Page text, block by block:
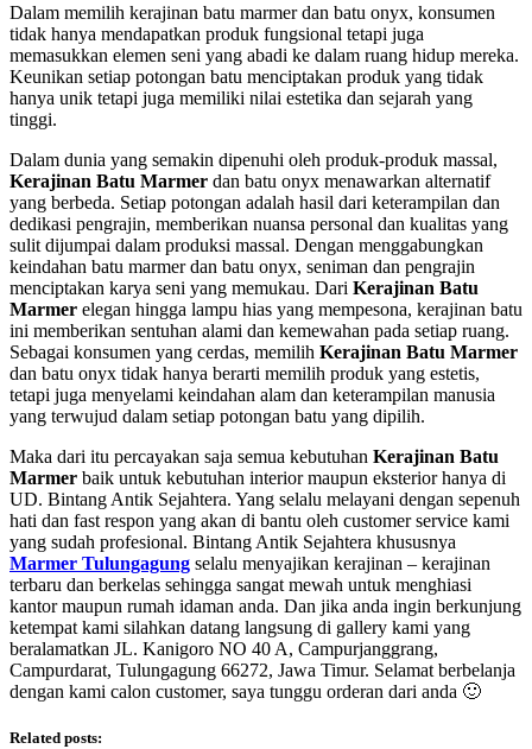
Dalam memilih kerajinan batu marmer dan batu onyx, konsumen
tidak hanya mendapatkan produk fungsional tetapi juga
memasukkan elemen seni yang abadi ke dalam ruang hidup mereka.
Keunikan setiap potongan batu menciptakan produk yang tidak
hanya unik tetapi juga memiliki nilai estetika dan sejarah yang
tinggi.
Dalam dunia yang semakin dipenuhi oleh produk-produk massal,
Kerajinan Batu Marmer dan batu onyx menawarkan alternatif
yang berbeda. Setiap potongan adalah hasil dari keterampilan dan
dedikasi pengrajin, memberikan nuansa personal dan kualitas yang
sulit dijumpai dalam produksi massal. Dengan menggabungkan
keindahan batu marmer dan batu onyx, seniman dan pengrajin
menciptakan karya seni yang memukau. Dari Kerajinan Batu
Marmer elegan hingga lampu hias yang mempesona, kerajinan batu
ini memberikan sentuhan alami dan kemewahan pada setiap ruang.
Sebagai konsumen yang cerdas, memilih Kerajinan Batu Marmer
dan batu onyx tidak hanya berarti memilih produk yang estetis,
tetapi juga menyelami keindahan alam dan keterampilan manusia
yang terwujud dalam setiap potongan batu yang dipilih.
Maka dari itu percayakan saja semua kebutuhan Kerajinan Batu
Marmer baik untuk kebutuhan interior maupun eksterior hanya di
UD. Bintang Antik Sejahtera. Yang selalu melayani dengan sepenuh
hati dan fast respon yang akan di bantu oleh customer service kami
yang sudah profesional. Bintang Antik Sejahtera khususnya
Marmer Tulungagung selalu menyajikan kerajinan – kerajinan
terbaru dan berkelas sehingga sangat mewah untuk menghiasi
kantor maupun rumah idaman anda. Dan jika anda ingin berkunjung
ketempat kami silahkan datang langsung di gallery kami yang
beralamatkan JL. Kanigoro NO 40 A, Campurjanggrang,
Campurdarat, Tulungagung 66272, Jawa Timur. Selamat berbelanja
dengan kami calon customer, saya tunggu orderan dari anda 🙂
Related posts: